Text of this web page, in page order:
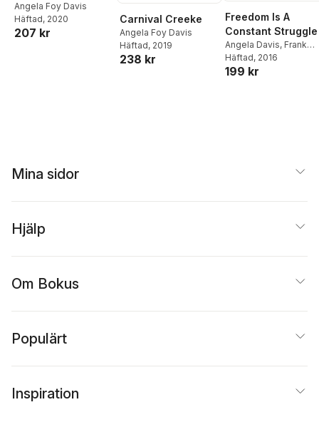
Angela Foy Davis
Häftad, 2020
207 kr
Carnival Creeke
Angela Foy Davis
Häftad, 2019
238 kr
Freedom Is A
Constant Struggle
Angela Davis, Frank
Barat
Häftad, 2016
199 kr
Mina sidor
Hjälp
Om Bokus
Populärt
Inspiration